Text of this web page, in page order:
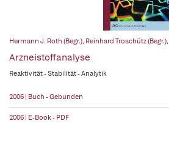
Hermann J. Roth (Begr.), Reinhard Troschütz (Begr.),
Arzneistoffanalyse
Reaktivität - Stabilität - Analytik
2006 | Buch - Gebunden
2006 | E-Book - PDF